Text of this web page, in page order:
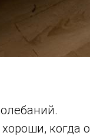
когда о